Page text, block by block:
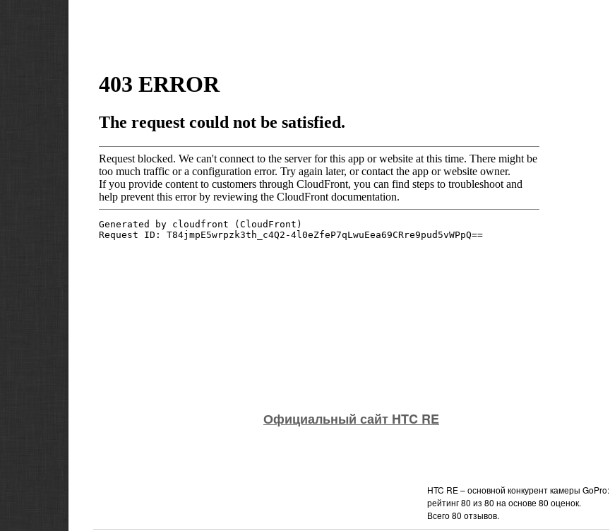
Официальный сайт HTC RE
HTC RE – основной конкурент камеры GoPro:
рейтинг80 из 80 на основе 80 оценок.
Всего80 отзывов.